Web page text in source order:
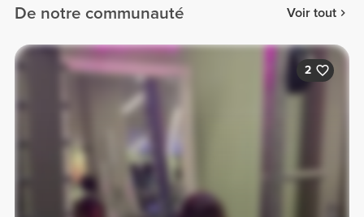
De notre communauté Voir tout
2